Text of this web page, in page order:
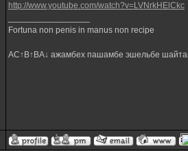
http://www.youtube.com/watch?v=LVNrkHElCkc
Fortuna non penis in manus non recipe
AC↑B↑BA↓ ажамбех пашамбе эшельбе